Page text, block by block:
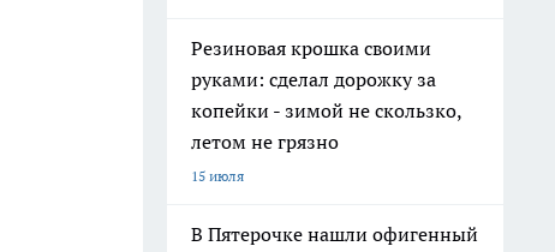
Резиновая крошка своими
руками: сделал дорожку за
копейки - зимой не скользко,
летом не грязно
15 июля
В Пятерочке нашли офигенный